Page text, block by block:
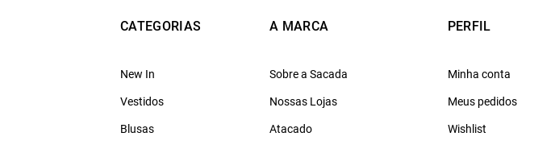
CATEGORIAS
New In
Vestidos
Blusas
A MARCA
Sobre a Sacada
Nossas Lojas
Atacado
PERFIL
Minha conta
Meus pedidos
Wishlist